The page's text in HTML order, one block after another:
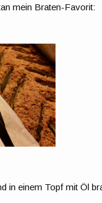
mein Braten-Favorit:
in einem Topf mit Öl